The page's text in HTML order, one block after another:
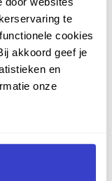
te
cookies
akkoord geef je
en
onze